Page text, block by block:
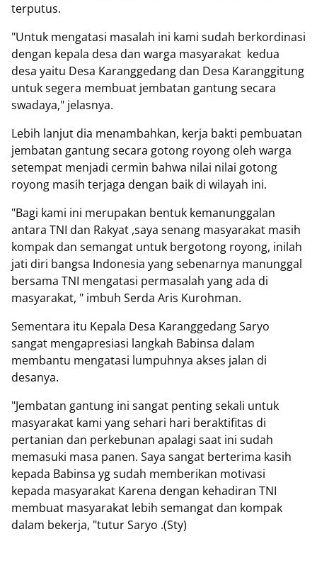
terputus.
"Untuk mengatasi masalah ini kami sudah berkordinasi
dengan kepala desa dan warga masyarakat kedua
desa yaitu Desa Karanggedang dan Desa Karanggitung
untuk segera membuat jembatan gantung secara
swadaya," jelasnya.
Lebih lanjut dia menambahkan, kerja bakti pembuatan
jembatan gantung secara gotong royong oleh warga
setempat menjadi cermin bahwa nilai nilai gotong
royong masih terjaga dengan baik di wilayah ini.
"Bagi kami ini merupakan bentuk kemanunggalan
antara TNI dan Rakyat ,saya senang masyarakat masih
kompak dan semangat untuk bergotong royong, inilah
jati diri bangsa Indonesia yang sebenarnya manunggal
bersama TNI mengatasi permasalah yang ada di
masyarakat, " imbuh Serda Aris Kurohman.
Sementara itu Kepala Desa Karanggedang Saryo
sangat mengapresiasi langkah Babinsa dalam
membantu mengatasi lumpuhnya akses jalan di
desanya.
"Jembatan gantung ini sangat penting sekali untuk
masyarakat kami yang sehari hari beraktifitas di
pertanian dan perkebunan apalagi saat ini sudah
memasuki masa panen. Saya sangat berterima kasih
kepada Babinsa yg sudah memberikan motivasi
kepada masyarakat Karena dengan kehadiran TNI
membuat masyarakat lebih semangat dan kompak
dalam bekerja, "tutur Saryo .(Sty)